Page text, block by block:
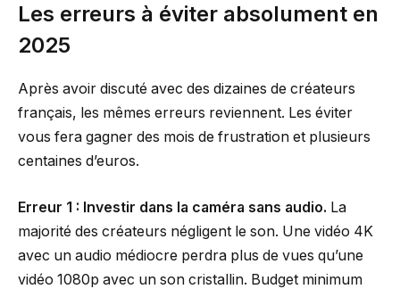
Les erreurs à éviter absolument en
2025
Après avoir discuté avec des dizaines de créateurs
français, les mêmes erreurs reviennent. Les éviter
vous fera gagner des mois de frustration et plusieurs
centaines d’euros.
Erreur 1 : Investir dans la caméra sans audio. La
majorité des créateurs négligent le son. Une vidéo 4K
avec un audio médiocre perdra plus de vues qu’une
vidéo 1080p avec un son cristallin. Budget minimum